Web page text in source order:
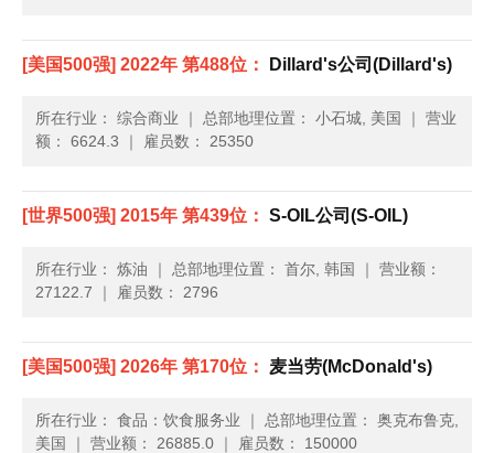
[美国500强] 2022年 第488位： Dillard's公司(Dillard's)
所在行业： 综合商业 ｜ 总部地理位置： 小石城, 美国 ｜ 营业
额： 6624.3 ｜ 雇员数： 25350
[世界500强] 2015年 第439位： S-OIL公司(S-OIL)
所在行业： 炼油 ｜ 总部地理位置： 首尔, 韩国 ｜ 营业额：
27122.7 ｜ 雇员数： 2796
[美国500强] 2026年 第170位： 麦当劳(McDonald's)
所在行业： 食品：饮食服务业 ｜ 总部地理位置： 奥克布鲁克,
美国
｜ 营业额： 26885.0 ｜ 雇员数： 150000